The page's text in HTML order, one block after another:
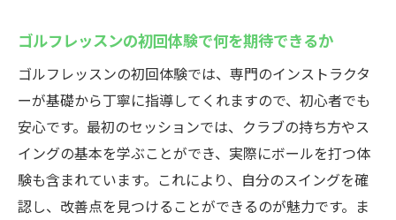
ターを紹介
初心者が自信を持ってゴルフを始められる秘訣
自信を持つためのゴルフスキルの磨き方
初心者に自信を与えるゴルフレッスンの内
容
自分に合ったゴルフスタイルを見つける方
法
ゴルフレッスンの初回体験で何を期待できるか
ゴルフレッスンの初回体験では、専門のインストラクタ
ーが基礎から丁寧に指導してくれますので、初心者でも
安心です。最初のセッションでは、クラブの持ち方やス
イングの基本を学ぶことができ、実際にボールを打つ体
験も含まれています。これにより、自分のスイングを確
認し、改善点を見つけることができるのが魅力です。ま